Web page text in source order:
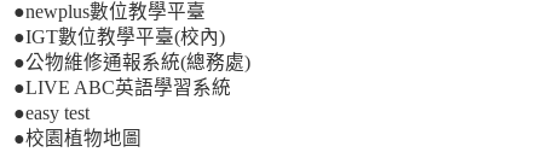
●newplus數位教學平臺
●IGT數位教學平臺(校內)
●公物維修通報系統(總務處)
●LIVE ABC英語學習系統
●easy test
●校園植物地圖